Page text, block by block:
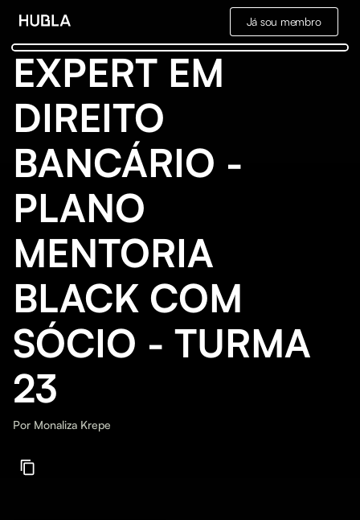
Já sou membro
EXPERT EM
DIREITO
BANCÁRIO -
PLANO
MENTORIA
BLACK COM
SÓCIO - TURMA
23
Por Monaliza Krepe